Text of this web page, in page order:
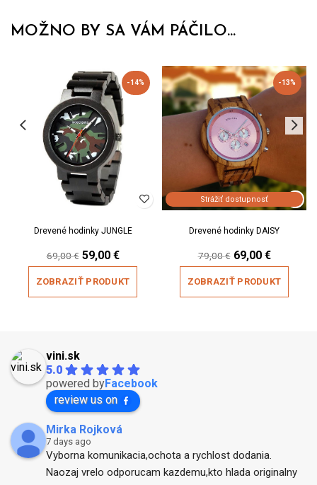
MOŽNO BY SA VÁM PÁČILO...
-14%
Drevené hodinky JUNGLE
69,00€ Original
price
was:
69,00 €.
59,00 €Current
price
is:
59,00 €.
ZOBRAZIŤ PRODUKT
-13%
Strážiť dostupnosť
Drevené hodinky DAISY
79,00€ Original
price
was:
79,00 €.
69,00 €Current
price
is:
69,00 €.
ZOBRAZIŤ PRODUKT
vini.sk
5.0
powered byFacebook
review us on
Mirka Rojková
7 days ago
Vyborna komunikacia,ochota a rychlost dodania.
Naozaj vrelo odporucam kazdemu,kto hlada originalny